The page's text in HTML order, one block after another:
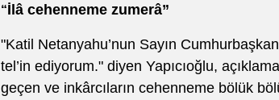
“İlâ cehenneme zumerâ”
"Katil Netanyahu’nun Sayın
tel’in ediyorum." diyen Yapıcıoğlu,
geçen ve inkârcıların cehenneme bölük